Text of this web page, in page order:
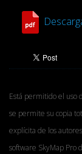
Está permitido el uso
se permite su copia
explícita de los
software SkyMap Pro